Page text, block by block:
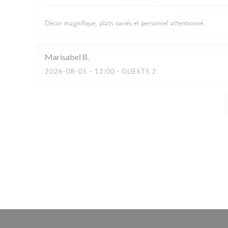
Décor magnifique, plats variés et personnel attentionné.
Marisabel B
2026-08-05 - 13:00 - GUESTS 2